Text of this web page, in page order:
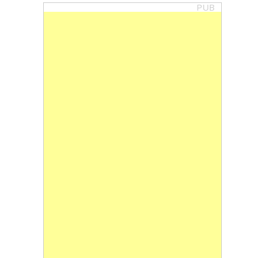
PUB